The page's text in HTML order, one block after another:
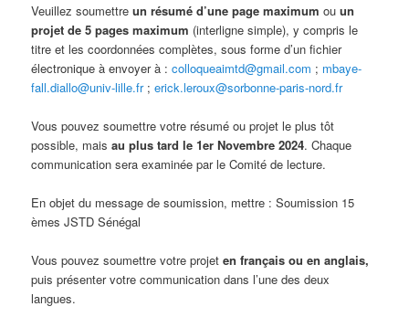
Veuillez soumettreun résumé d’une page maximum ouun
projet de 5 pages maximum (interligne simple), y compris le
titre et les coordonnées complètes, sous forme d’un fichier
électronique à envoyer à :colloqueaimtd@gmail.com ; mbaye-
fall.diallo@univ-lille.fr;erick.leroux@sorbonne-paris-nord.fr
Vous pouvez soumettre votre résumé ou projet le plus tôt
possible, maisau plus tard le 1er Novembre 2024. Chaque
communication sera examinée par le Comité de lecture.
En objet du message de soumission, mettre : Soumission 15
èmes JSTD Sénégal
Vous pouvez soumettre votre projeten français ou en anglais,
puis présenter votre communication dans l’une des deux
langues.